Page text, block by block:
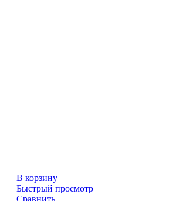
В корзину
Быстрый просмотр
Сравнить